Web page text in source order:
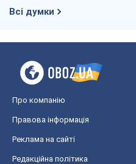
Всі думки
Про компанію
Правова інформація
Реклама на сайті
Редакційна політика